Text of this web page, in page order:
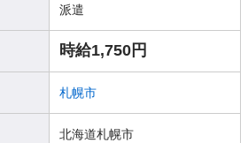
派遣
時給1,750円
札幌市
北海道札幌市